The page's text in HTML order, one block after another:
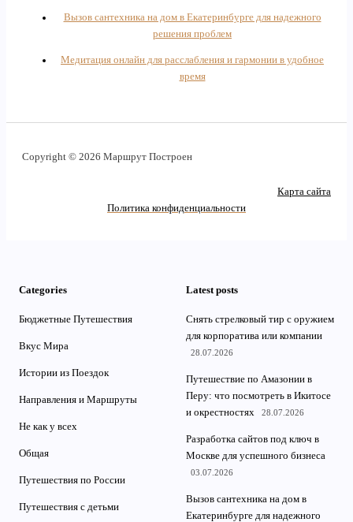
Вызов сантехника на дом в Екатеринбурге для надежного
решения проблем
Медитация онлайн для расслабления и гармонии в удобное
время
Copyright © 2026 Маршрут Построен
Карта сайта
Политика конфиденциальности
Categories
Бюджетные Путешествия
Вкус Мира
Истории из Поездок
Направления и Маршруты
Не как у всех
Общая
Путешествия по России
Путешествия с детьми
Latest posts
Снять стрелковый тир с оружием
для корпоратива или компании
28.07.2026
Путешествие по Амазонии в
Перу: что посмотреть в Икитосе
и окрестностях
28.07.2026
Разработка сайтов под ключ в
Москве для успешного бизнеса
03.07.2026
Вызов сантехника на дом в
Екатеринбурге для надежного